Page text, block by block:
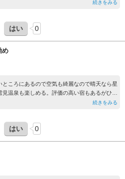
続きをみる
はい 0
め
ころにあるので空気も綺麗なので晴天なら星
温泉も楽しめる。評価の高い宿もあるがひと
続きをみる
はい 0